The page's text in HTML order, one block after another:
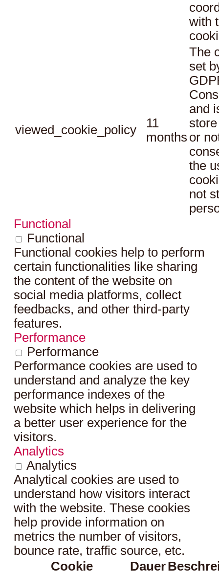
with
viewed_cookie_policy
11
months
The
set
and
or
the
not
Functional
Functional
Functional cookies help to perform
certain functionalities like sharing
the content of the website on
social media platforms, collect
feedbacks, and other third-party
features.
Performance
Performance
Performance cookies are used to
understand and analyze the key
performance indexes of the
website which helps in delivering
a better user experience for the
visitors.
Analytics
Analytics
Analytical cookies are used to
understand how visitors interact
with the website. These cookies
help provide information on
metrics the number of visitors,
bounce rate, traffic source, etc.
Cookie
Dauer